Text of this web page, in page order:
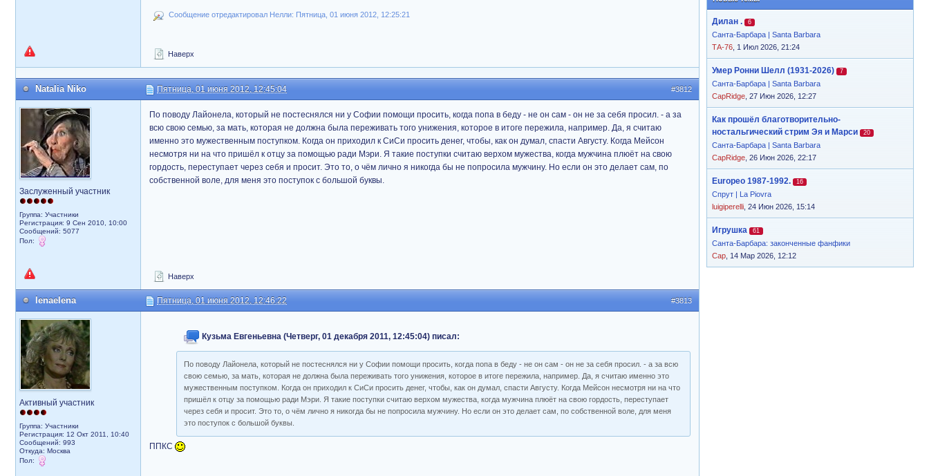
Дилан . 6
Санта-Барбара | Santa Barbara
ТА-76 , 1 Июл 2026, 21:24
Умер Ронни Шелл (1931-2026) 7
Санта-Барбара | Santa Barbara
CapRidge , 27 Июн 2026, 12:27
Как прошёл благотворительно-
ностальгический стрим Эя и Марси
20
Санта-Барбара | Santa Barbara
CapRidge , 26 Июн 2026, 22:17
Europeo 1987-1992. 16
Спрут | La Piovra
luigiperelli , 24 Июн 2026, 15:14
Игрушка 61
Санта-Барбара: законченные фанфики
Cap , 14 Мар 2026, 12:12
Сообщение отредактировал Нелли: Пятница, 01 июня 2012, 12:25:21
Наверх
#3812
Natalia Niko Пятница, 01 июня 2012, 12:45:04
Заслуженный участник
Группа: Участники
Регистрация: 9 Сен 2010, 10:00
Сообщений: 5077
Пол:
По поводу Лайонела, который не постеснялся ни у Софии помощи просить, когда попа в беду - не он сам - он не за себя просил. - а за
всю свою семью, за мать, которая не должна была переживать того унижения, которое в итоге пережила, например. Да, я считаю
именно это мужественным поступком. Когда он приходил к СиСи просить денег, чтобы, как он думал, спасти Августу. Когда Мейсон
несмотря ни на что пришёл к отцу за помощью ради Мэри. Я такие поступки считаю верхом мужества, когда мужчина плюёт на свою
гордость, переступает через себя и просит. Это то, о чём лично я никогда бы не попросила мужчину. Но если он это делает сам, по
собственной воле, для меня это поступок с большой буквы.
Наверх
#3813
lenaelena Пятница, 01 июня 2012, 12:46:22
Активный участник
Группа: Участники
Регистрация: 12 Окт 2011, 10:40
Сообщений: 993
Откуда: Москва
Пол:
Кузьма Евгеньевна (Четверг, 01 декабря 2011, 12:45:04) писал:
По поводу Лайонела, который не постеснялся ни у Софии помощи просить, когда попа в беду - не он сам - он не за себя просил. - а за всю
свою семью, за мать, которая не должна была переживать того унижения, которое в итоге пережила, например. Да, я считаю именно это
мужественным поступком. Когда он приходил к СиСи просить денег, чтобы, как он думал, спасти Августу. Когда Мейсон несмотря ни на что
пришёл к отцу за помощью ради Мэри. Я такие поступки считаю верхом мужества, когда мужчина плюёт на свою гордость, переступает
через себя и просит. Это то, о чём лично я никогда бы не попросила мужчину. Но если он это делает сам, по собственной воле, для меня
это поступок с большой буквы.
ППКС